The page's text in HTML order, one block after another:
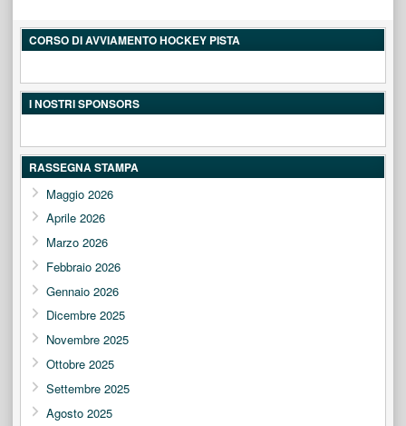
CORSO DI AVVIAMENTO HOCKEY PISTA
I NOSTRI SPONSORS
RASSEGNA STAMPA
Maggio 2026
Aprile 2026
Marzo 2026
Febbraio 2026
Gennaio 2026
Dicembre 2025
Novembre 2025
Ottobre 2025
Settembre 2025
Agosto 2025